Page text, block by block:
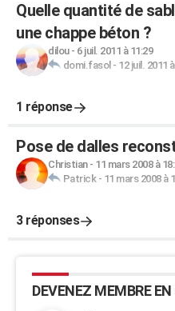
Quelle quantité de
une chappe béton ?
dilou- 6 juil. 2011 à 11:29
domi.fasol - 12 juil. 2011
1 réponse
Pose de dalles
Christian- 11 mars 2008 à
Patrick- 11 mars 2008 à
3 réponses
DEVENEZ MEMBRE